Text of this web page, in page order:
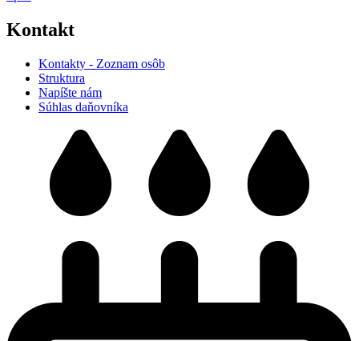
Kontakt
Kontakty - Zoznam osôb
Struktura
Napíšte nám
Súhlas daňovníka